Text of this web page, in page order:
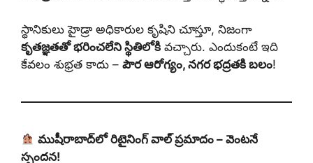
స్థానికులు హైడ్రా అధికారుల కృషిని చూస్తూ, నిజంగా
కృతజ్ఞతతో భరించలేని స్థితిలోకి వచ్చారు. ఎందుకంటే ఇది
కేవలం శుభ్రత కాదు – పౌర ఆరోగ్యం, నగర భద్రతకి బలం!
ముషీరాబాద్‌లో రిటైనింగ్ వాల్ ప్రమాదం – వెంటనే
స్పందన!